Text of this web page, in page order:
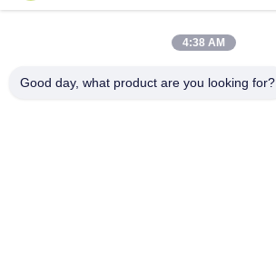
Wisata Pabrik
Hubungi Kami
4:38 AM
Good day, what product are you looking for?